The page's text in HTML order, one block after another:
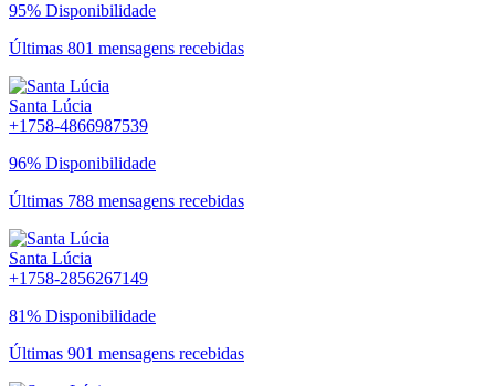
95% Disponibilidade
Últimas 801 mensagens recebidas
Santa Lúcia
+1758-4866987539
96% Disponibilidade
Últimas 788 mensagens recebidas
Santa Lúcia
+1758-2856267149
81% Disponibilidade
Últimas 901 mensagens recebidas